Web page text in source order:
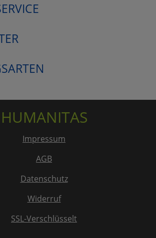
HUMANITAS
Impressum
AGB
Datenschutz
Widerruf
SSL-Verschlüsselt